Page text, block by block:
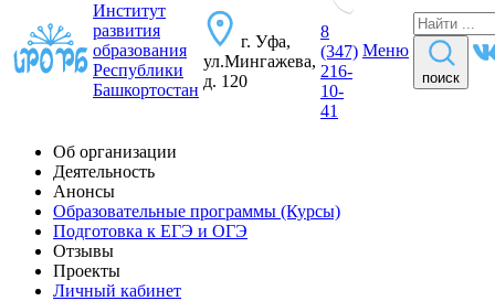
Институт
развития
образования
Республики
Башкортостан
г. Уфа,
ул.Мингажева,
д. 120
8
(347)
216-
10-
41
Меню
поиск
Об организации
Деятельность
Анонсы
Образовательные программы (Курсы)
Подготовка к ЕГЭ и ОГЭ
Отзывы
Проекты
Личный кабинет